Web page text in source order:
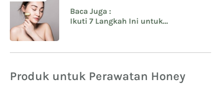
Baca Juga :
Ikuti 7 Langkah Ini untuk
Produk untuk Perawatan Honey